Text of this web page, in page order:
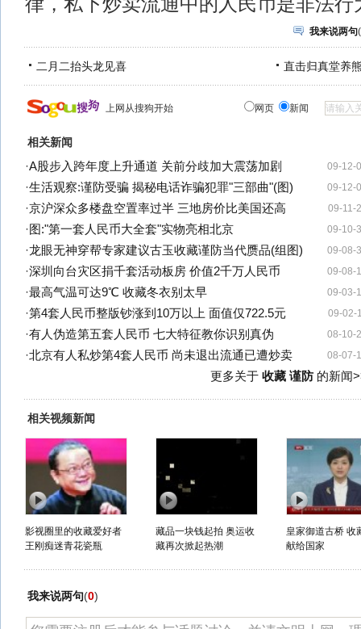
我来说两句(
二月二抬头龙见喜 直击归真堂养
上网从搜狗开始 网页 新闻
相关新闻
09-12-
·A股步入跨年度上升通道 关前分歧加大震荡加剧
09-12-
·生活观察:谨防受骗 揭秘电话诈骗犯罪"三部曲"(图)
09-11-
·京沪深众多楼盘空置率过半 三地房价比美国还高
09-10-
· 图:"第一套人民币大全套"实物亮相北京
09-08-
·龙眼无神穿帮专家建议古玉收藏谨防当代赝品(组图)
09-08-
·深圳向台灾区捐千套活动板房 价值2千万人民币
09-03-
·最高气温可达9℃ 收藏冬衣别太早
09-02-
·第4套人民币整版钞涨到10万以上 面值仅722.5元
08-10-
·有人伪造第五套人民币 七大特征教你识别真伪
08-07-
·北京有人私炒第4套人民币 尚未退出流通已遭炒卖
更多关于 收藏 谨防的新闻
相关视频新闻
影视圈里的收藏爱好者
王刚痴迷青花瓷瓶
藏品一块钱起拍 奥运收
藏再次掀起热潮
皇家御道古桥 收
献给国家
我来说两句(0)